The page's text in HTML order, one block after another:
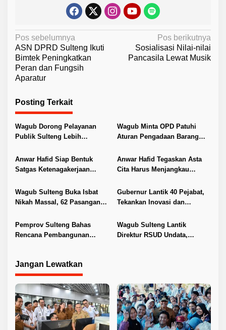
N
a
v
i
g
a
s
i
p
o
Pos sebelumnya
ASN DPRD Sulteng Ikuti
Bimtek Peningkatkan
Peran dan Fungsih
Aparatur
Pos berikutnya
Sosialisasi Nilai-nilai
Pancasila Lewat Musik
Posting Terkait
Wagub Dorong Pelayanan
Publik Sulteng Lebih
Wagub Minta OPD Patuhi
Aturan Pengadaan Barang
Anwar Hafid Siap Bentuk
Satgas Ketenagakerjaan
Anwar Hafid Tegaskan Asta
Cita Harus Menjangkau
Wagub Sulteng Buka Isbat
Nikah Massal, 62 Pasangan
Gubernur Lantik 40 Pejabat,
Tekankan Inovasi dan
Pemprov Sulteng Bahas
Rencana Pembangunan
Wagub Sulteng Lantik
Direktur RSUD Undata,
Jangan Lewatkan